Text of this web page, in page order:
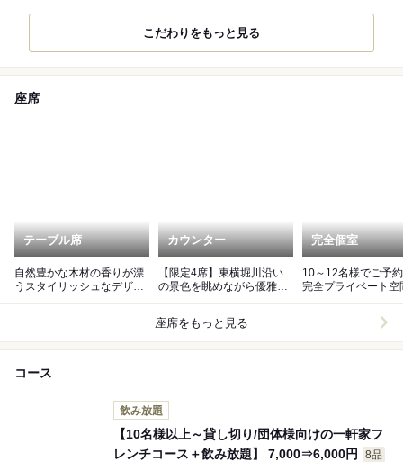
こだわりをもっと見る
座席
テーブル席
自然豊かな木材の香りが漂
うスタイリッシュなデザイ
カウンター
【限定4席】東横堀川沿い
の景色を眺めながら優雅に
完全個室
10～12名様でご予
完全プライベート空
座席をもっと見る
コース
飲み放題
【10名様以上～貸し切り/団体様向けの一軒家フ
レンチコース＋飲み放題】 7,000⇒6,000円
8品